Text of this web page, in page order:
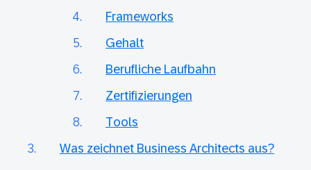
Frameworks
Gehalt
Berufliche Laufbahn
Zertifizierungen
Tools
Was zeichnet Business Architects aus?